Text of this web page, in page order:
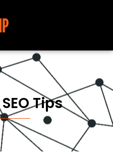
Tips